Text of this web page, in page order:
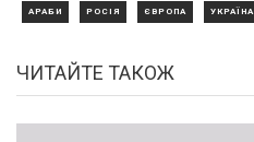
АРАБИ РОСІЯ ЄВРОПА УКРАЇНА
ЧИТАЙТЕ ТАКОЖ